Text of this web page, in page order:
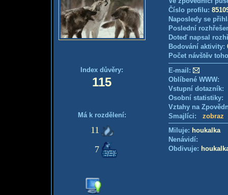
Index důvěry:
115
Má k rozdělení:
11
7
Číslo profilu:
Naposledy se
Poslední
Doteď napsal
Bodování aktivity:
Počet návštěv
E-mail:
Oblíbené WWW:
Vstupní
Osobní
Vztahy na
Smajlíci: zobraz
Miluje: houkalka
Nenávidí:
Obdivuje: